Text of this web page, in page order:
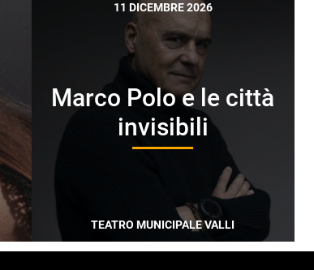
11 DICEMBRE 2026
Marco Polo e le città
invisibili
TEATRO MUNICIPALE VALLI